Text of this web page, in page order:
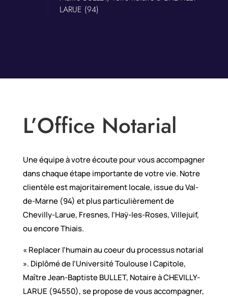
LARUE (94)
L’Office Notarial
Une équipe à votre écoute pour vous accompagner
dans chaque étape importante de votre vie. Notre
clientèle est majoritairement locale, issue du Val-
de-Marne (94) et plus particulièrement de
Chevilly-Larue, Fresnes, l’Haÿ-les-Roses, Villejuif,
ou encore Thiais.
« Replacer l’humain au coeur du processus notarial
». Diplômé de l’Université Toulouse I Capitole,
Maître Jean-Baptiste BULLET, Notaire à CHEVILLY-
LARUE (94550), se propose de vous accompagner,